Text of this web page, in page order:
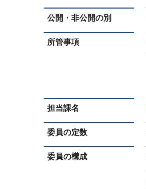
公開・非公開の別
所管事項
担当課名
委員の定数
委員の構成